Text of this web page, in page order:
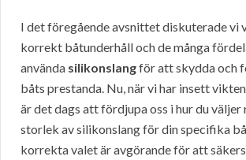
I det föregående avsnittet diskuterade vi
korrekt båtunderhåll och de många
använda silikonslangför att skydda och
båts prestanda. Nu, när vi har insett
är det dags att fördjupa oss i hur du
storlek av silikonslang för din specifika
korrekta valet är avgörande för att